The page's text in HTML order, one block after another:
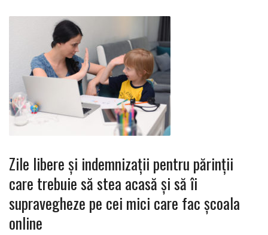
Zile libere și indemnizații pentru părinții
care trebuie să stea acasă și să îi
supravegheze pe cei mici care fac școala
online